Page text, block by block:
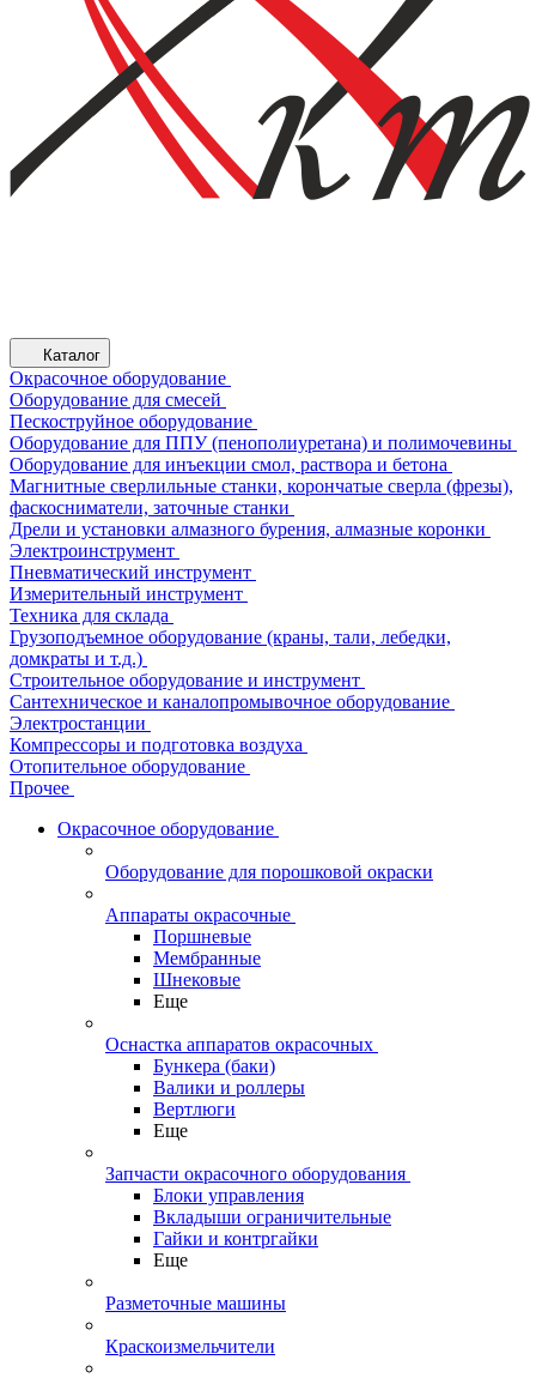
Каталог
Окрасочное оборудование
Оборудование для смесей
Пескоструйное оборудование
Оборудование для ППУ (пенополиуретана) и полимочевины
Оборудование для инъекции смол, раствора и бетона
Магнитные сверлильные станки, корончатые сверла (фрезы),
фаскосниматели, заточные станки
Дрели и установки алмазного бурения, алмазные коронки
Электроинструмент
Пневматический инструмент
Измерительный инструмент
Техника для склада
Грузоподъемное оборудование (краны, тали, лебедки,
домкраты и т.д.)
Строительное оборудование и инструмент
Сантехническое и каналопромывочное оборудование
Электростанции
Компрессоры и подготовка воздуха
Отопительное оборудование
Прочее
Окрасочное оборудование
Оборудование для порошковой окраски
Аппараты окрасочные
Поршневые
Мембранные
Шнековые
Еще
Оснастка аппаратов окрасочных
Бункера (баки)
Валики и роллеры
Вертлюги
Еще
Запчасти окрасочного оборудования
Блоки управления
Вкладыши ограничительные
Гайки и контргайки
Еще
Разметочные машины
Краскоизмельчители